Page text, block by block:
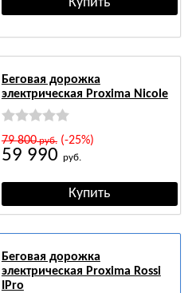
Беговая дорожка
электрическая Proxima Nicole
79 800руб.(-25%)
59 990 руб.
Беговая дорожка
электрическая Proxima Rossi
IPro